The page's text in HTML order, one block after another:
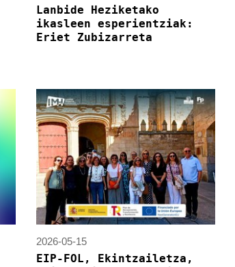
Lanbide Heziketako
ikasleen esperientziak:
Eriet Zubizarreta
2026-05-15
EIP-FOL, Ekintzailetza,